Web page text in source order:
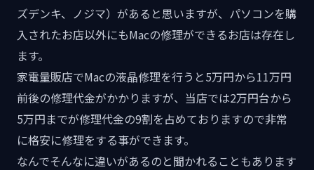
ズデンキ、ノジマ）があると思いますが、パソコンを購
入されたお店以外にもMacの修理ができるお店は存在し
ます。
家電量販店でMacの液晶修理を行うと5万円から11万円
前後の修理代金がかかりますが、当店では2万円台から
5万円までが修理代金の9割を占めておりますので非常
に格安に修理をする事ができます。
なんでそんなに違いがあるのと聞かれることもあります